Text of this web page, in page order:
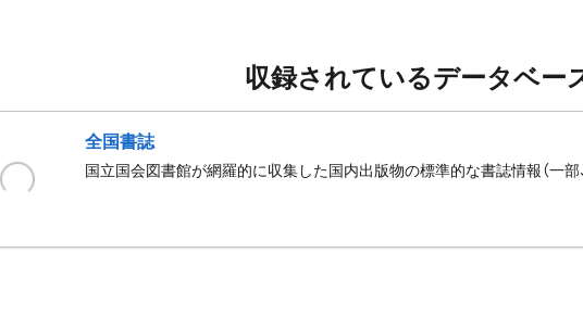
収録されているデータベー
全国書誌
国立国会図書館が網羅的に収集した国内出版物の標準的な書誌情報（一部